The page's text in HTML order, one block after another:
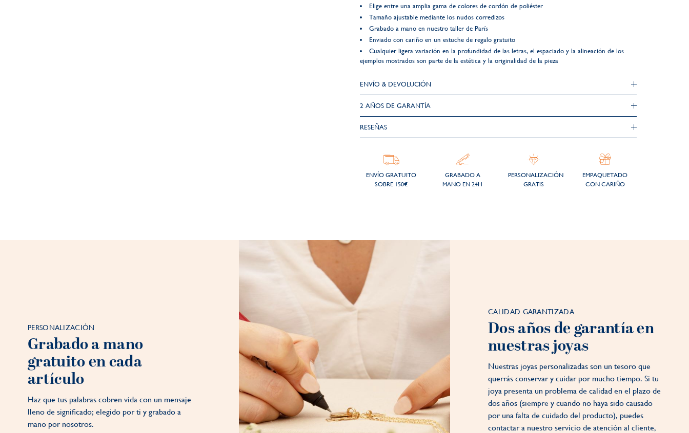
Elige entre una amplia gama de colores de cordón de poliéster
Tamaño ajustable mediante los nudos corredizos
Grabado a mano en nuestro taller de París
Enviado con cariño en un estuche de regalo gratuito
Cualquier ligera variación en la profundidad de las letras, el espaciado y la alineación de los
ejemplos mostrados son parte de la estética y la originalidad de la pieza
ENVÍO & DEVOLUCIÓN
2 AÑOS DE GARANTÍA​
RESEÑAS
ENVÍO GRATUITO
SOBRE 150€
GRABADO A
MANO EN 24H
PERSONALIZACIÓN
GRATIS
EMPAQUETADO
CON CARIÑO
PERSONALIZACIÓN
Grabado a mano
gratuito en cada
artículo
Haz que tus palabras cobren vida con un mensaje
lleno de significado; elegido por ti y grabado a
mano por nosotros.
CALIDAD GARANTIZADA
Dos años de garantía en
nuestras joyas
Nuestras joyas personalizadas son un tesoro que
querrás conservar y cuidar por mucho tiempo. Si tu
joya presenta un problema de calidad en el plazo de
dos años (siempre y cuando no haya sido causado
por una falta de cuidado del producto), puedes
contactar a nuestro servicio de atención al cliente,